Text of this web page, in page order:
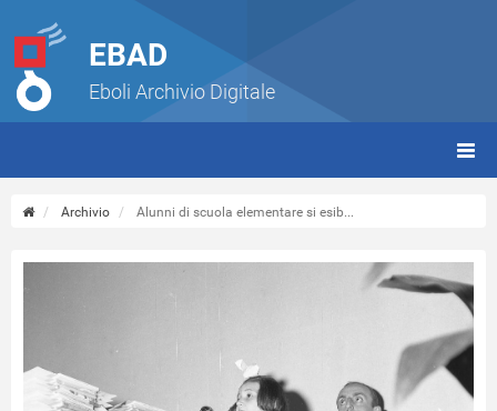
EBAD
Eboli Archivio Digitale
Archivio Alunni di scuola elementare si esib...